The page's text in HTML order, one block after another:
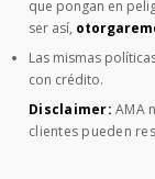
que pongan en
ser así,
Las mismas
con crédito.
Disclaimer: AMA
clientes pueden